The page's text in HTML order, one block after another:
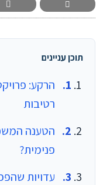
תוכן עניינים
רטיבות
הטענה
פנימית?
עדויות